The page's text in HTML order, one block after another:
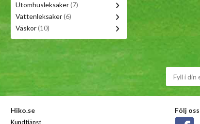
Utomhusleksaker(7)
Vattenleksaker(6)
Väskor(10)
Hiko.se
Kundtjänst
Följ oss